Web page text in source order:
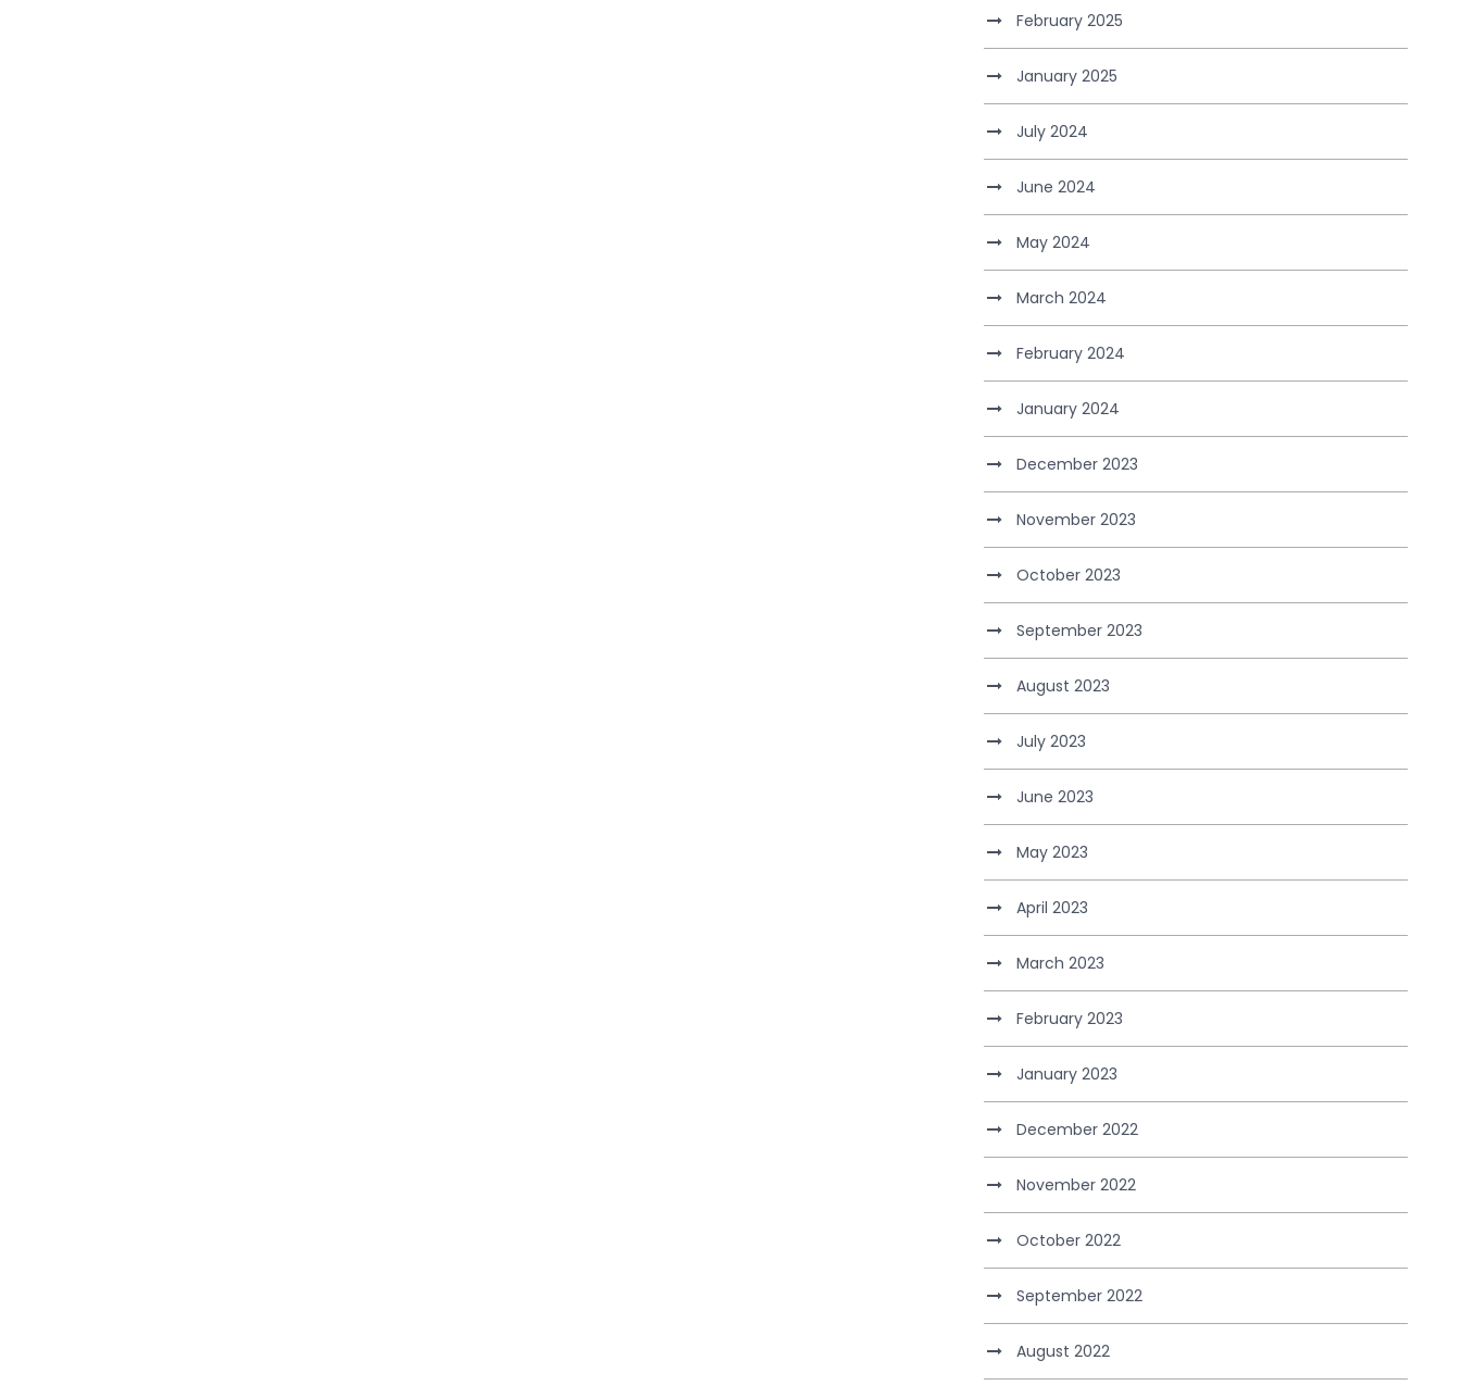
February 2025
January 2025
July 2024
June 2024
May 2024
March 2024
February 2024
January 2024
December 2023
November 2023
October 2023
September 2023
August 2023
July 2023
June 2023
May 2023
April 2023
March 2023
February 2023
January 2023
December 2022
November 2022
October 2022
September 2022
August 2022